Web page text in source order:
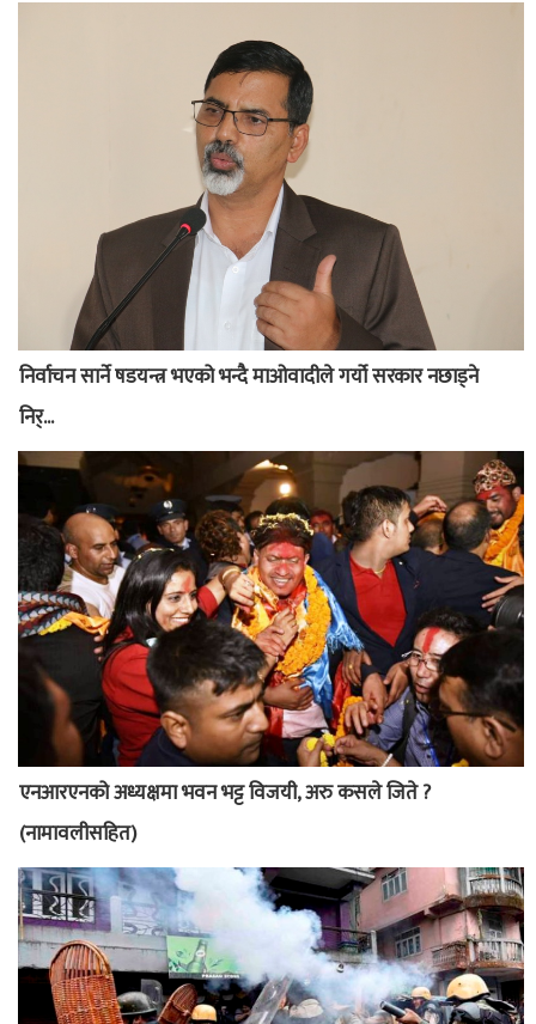
निर्वाचन सार्ने षडयन्त्र भएको भन्दै माओवादीले गर्यो सरकार नछाड्ने
निर्...
एनआरएनको अध्यक्षमा भवन भट्ट विजयी, अरु कसले जिते ?
(नामावलीसहित)